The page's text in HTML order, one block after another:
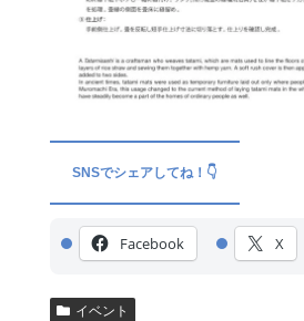
SNSでシェアしてね！👇
Facebook X
イベント